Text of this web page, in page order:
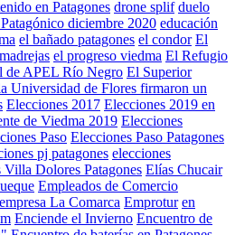
en Patagones drone splif duelo
diciembre 2020 educación
el bañado patagones el condor El
el progreso viedma El Refugio
de APEL Río Negro El Superior
Universidad de Flores firmaron un
Elecciones 2017 Elecciones 2019 en
de Viedma 2019 Elecciones
Paso Elecciones Paso Patagones
pj patagones elecciones
Villa Dolores Patagones Elías Chucair
Empleados de Comercio
empresa La Comarca Emprotur en
Enciende el Invierno Encuentro de